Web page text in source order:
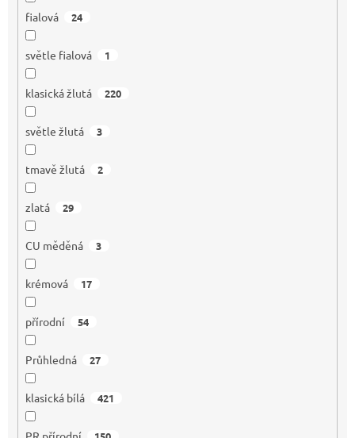
fialová 24
světle fialová 1
klasická žlutá 220
světle žlutá 3
tmavě žlutá 2
zlatá 29
CU měděná 3
krémová 17
přírodní 54
Průhledná 27
klasická bílá 421